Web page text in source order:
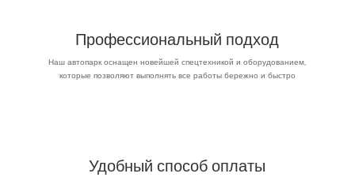
Профессиональный подход
Наш автопарк оснащен новейшей спецтехникой и оборудованием,
которые позволяют выполнять все работы бережно и быстро
Удобный способ оплаты